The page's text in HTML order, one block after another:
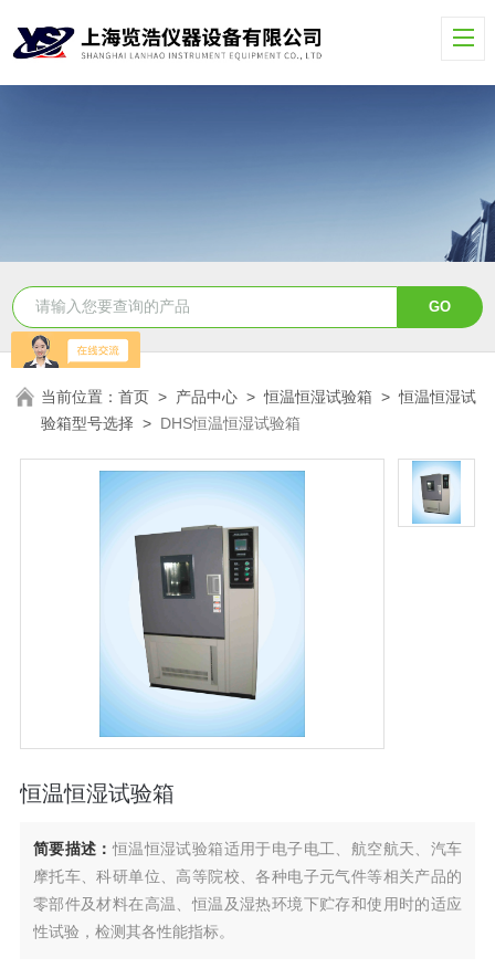
当前位置：首页 > 产品中心 >恒温恒湿试验箱 >恒温恒湿试
验箱型号选择 > DHS恒温恒湿试验箱
恒温恒湿试验箱
简要描述：恒温恒湿试验箱适用于电子电工、航空航天、汽车
摩托车、科研单位、高等院校、各种电子元气件等相关产品的
零部件及材料在高温、恒温及湿热环境下贮存和使用时的适应
性试验，检测其各性能指标。